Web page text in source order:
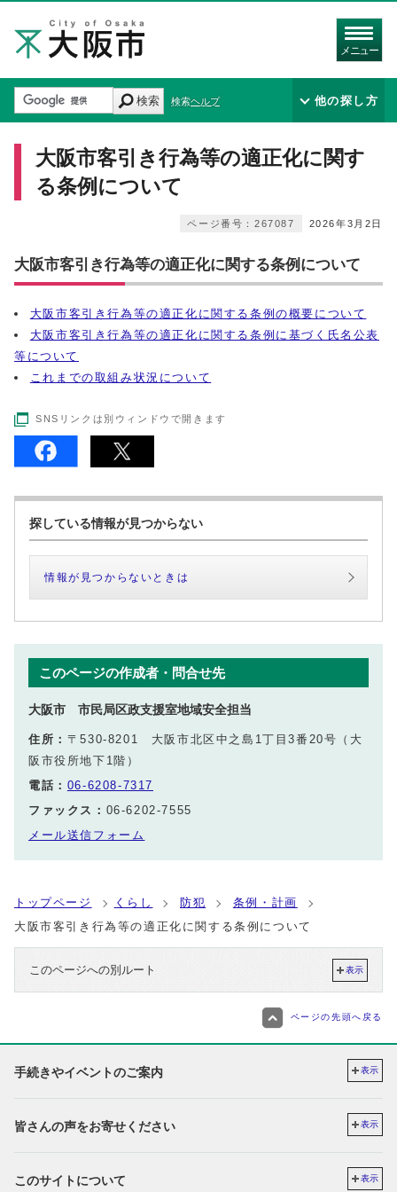
メニュー
検索 検索ヘルプ 他の探し方
大阪市客引き行為等の適正化に関す
る条例について
2026年3月2日
ページ番号：267087
大阪市客引き行為等の適正化に関する条例について
大阪市客引き行為等の適正化に関する条例の概要について
大阪市客引き行為等の適正化に関する条例に基づく氏名公表
等について
これまでの取組み状況について
SNSリンクは別ウィンドウで開きます
探している情報が見つからない
情報が見つからないときは
このページの作成者・問合せ先
大阪市 市民局区政支援室地域安全担当
住所： 〒530-8201 大阪市北区中之島1丁目3番20号（大
阪市役所地下1階）
電話： 06-6208-7317
ファックス： 06-6202-7555
メール送信フォーム
トップページ くらし 防犯
条例・計画
大阪市客引き行為等の適正化に関する条例について
このページへの別ルート 表示
ページの先頭へ戻る
手続きやイベントのご案内 表示
皆さんの声をお寄せください 表示
このサイトについて 表示